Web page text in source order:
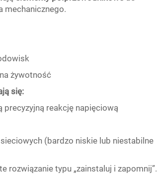
mechanicznego.
żywotność
się:
reakcję napięciową
(bardzo niskie lub niestabilne
rozwiązanie typu „zainstaluj i zapomnij”.